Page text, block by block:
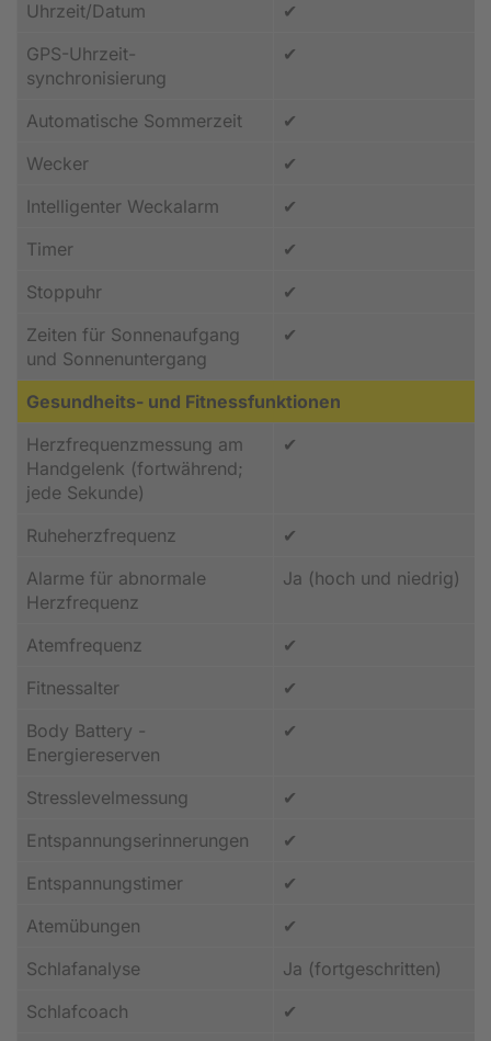
Uhrzeit/Datum
✔
GPS-Uhrzeit­
synchronisierung
✔
Automatische Sommerzeit
✔
Wecker
✔
Intelligenter Weckalarm
✔
Timer
✔
Stoppuhr
✔
Zeiten für Sonnenaufgang
und Sonnenuntergang
✔
Gesundheits- und Fitnessfunktionen
Herzfrequenzmessung am
Handgelenk (fortwährend;
jede Sekunde)
✔
Ruheherzfrequenz
✔
Alarme für abnormale
Herzfrequenz
Ja (hoch und niedrig)
Atemfrequenz
✔
Fitnessalter
✔
Body Battery -
Energiereserven
✔
Stresslevelmessung
✔
Entspannungserinnerungen
✔
Entspannungstimer
✔
Atemübungen
✔
Schlafanalyse
Ja (fortgeschritten)
Schlafcoach
✔